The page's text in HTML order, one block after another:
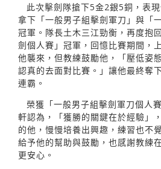
此次擊劍隊搶下5金2銀5銅，表
拿下「一般男子組擊劍軍刀」與「
冠軍。隊長土木三江勁衡，再度抱
劍個人賽」冠軍，回憶比賽期間，
他襲來，但教練鼓勵他，「壓低姿
認真的去面對比賽。」讓他最終奪
連霸。
榮獲「一般男子組擊劍軍刀個人
軒認為，「獲勝的關鍵在於經驗」
的他，慢慢培養出興趣，練習也不
給予他的幫助與鼓勵，也感謝教練
更安心。